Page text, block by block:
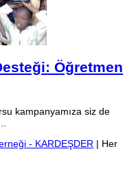
Öğretmen
kampanyamıza siz de
- KARDEŞDER | Her